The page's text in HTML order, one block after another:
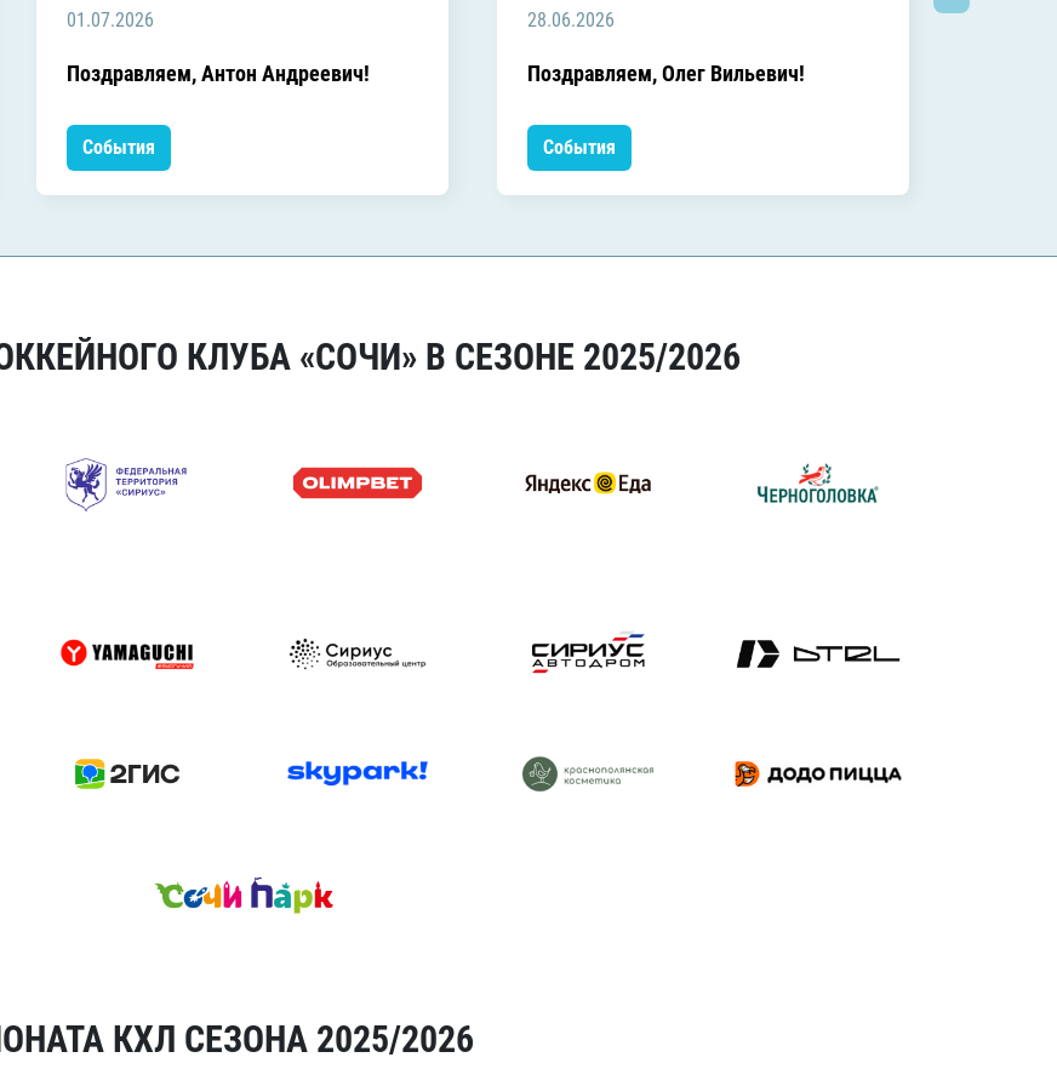
01.07.2026
Поздравляем, Антон Андреевич!
События
28.06.2026
Поздравляем, Олег Вильевич!
События
КЛУБА «СОЧИ» В СЕЗОНЕ 2025/2026
КХЛ СЕЗОНА 2025/2026